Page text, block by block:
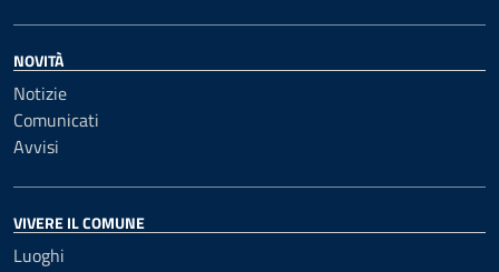
NOVITÀ
Notizie
Comunicati
Avvisi
VIVERE IL COMUNE
Luoghi